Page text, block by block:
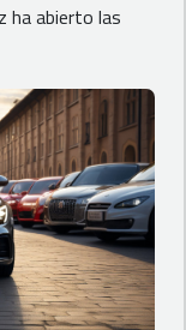
ha abierto las